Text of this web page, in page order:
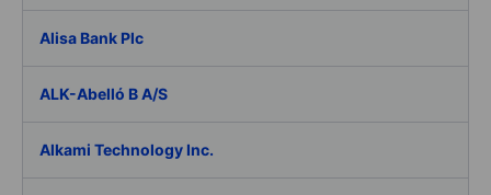
Alisa Bank Plc
ALK-Abelló B A/S
Alkami Technology Inc.